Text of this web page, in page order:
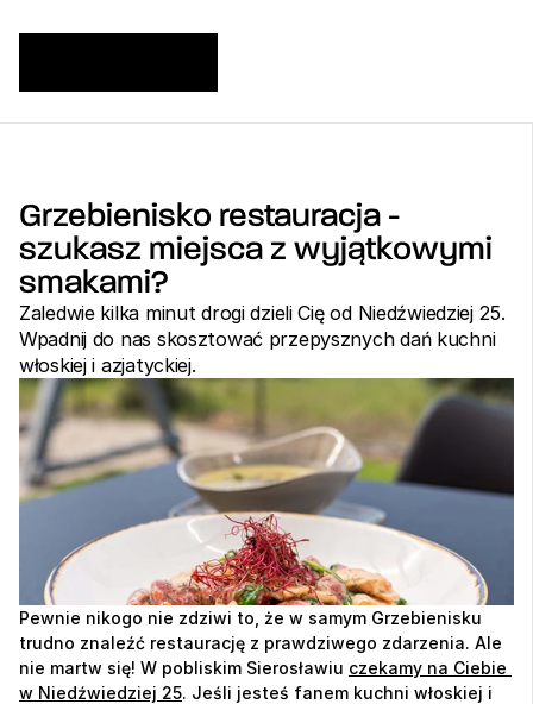
Grzebienisko restauracja -
szukasz miejsca z wyjątkowymi
smakami?
Zaledwie kilka minut drogi dzieli Cię od Niedźwiedziej 25.
Wpadnij do nas skosztować przepysznych dań kuchni
włoskiej i azjatyckiej.
Pewnie nikogo nie zdziwi to, że w samym Grzebienisku
trudno znaleźć restaurację z prawdziwego zdarzenia. Ale
nie martw się! W pobliskim Sierosławiu czekamy na Ciebie
w Niedźwiedziej 25. Jeśli jesteś fanem kuchni włoskiej i